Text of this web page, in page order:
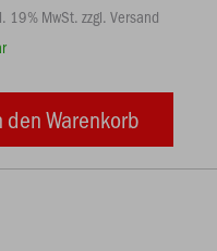
19% MwSt. zzgl. Versand
den Warenkorb